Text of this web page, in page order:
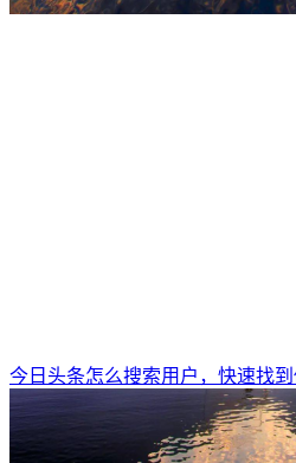
今日头条怎么搜索用户，快速找